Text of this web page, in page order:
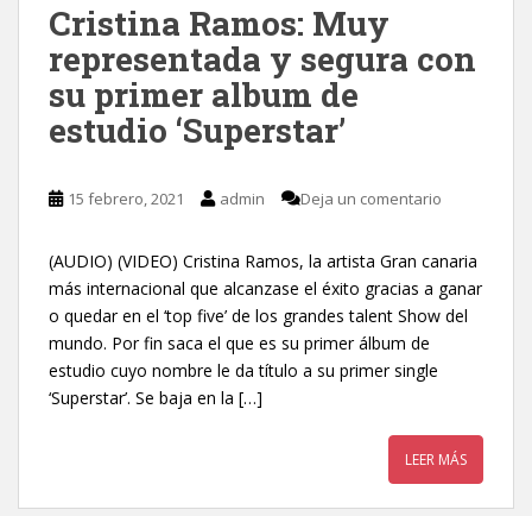
Cristina Ramos: Muy
representada y segura con
su primer album de
estudio ‘Superstar’
15 febrero, 2021 admin Deja un comentario
(AUDIO) (VIDEO) Cristina Ramos, la artista Gran canaria
más internacional que alcanzase el éxito gracias a ganar
o quedar en el ‘top five’ de los grandes talent Show del
mundo. Por fin saca el que es su primer álbum de
estudio cuyo nombre le da título a su primer single
‘Superstar’. Se baja en la […]
LEER MÁS